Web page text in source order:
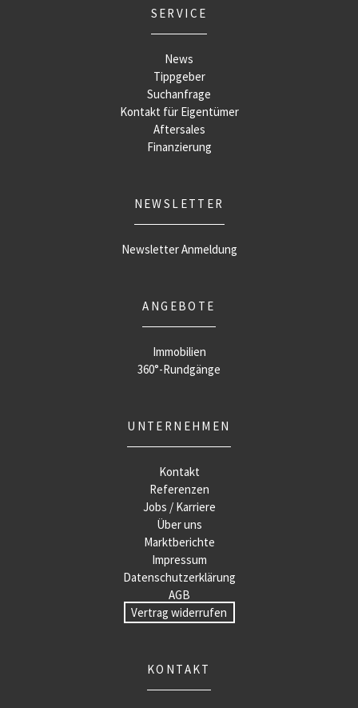
SERVICE
News
Tippgeber
Suchanfrage
Kontakt für Eigentümer
Aftersales
Finanzierung
NEWSLETTER
Newsletter Anmeldung
ANGEBOTE
Immobilien
360°-Rundgänge
UNTERNEHMEN
Kontakt
Referenzen
Jobs / Karriere
Über uns
Marktberichte
Impressum
Datenschutzerklärung
AGB
Vertrag widerrufen
KONTAKT